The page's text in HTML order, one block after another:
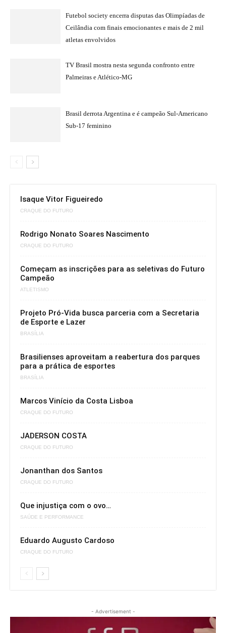
Futebol society encerra disputas das Olimpíadas de
Ceilândia com finais emocionantes e mais de 2 mil
atletas envolvidos
TV Brasil mostra nesta segunda confronto entre
Palmeiras e Atlético-MG
Brasil derrota Argentina e é campeão Sul-Americano
Sub-17 feminino
Isaque Vitor Figueiredo
CRAQUE DO FUTURO
Rodrigo Nonato Soares Nascimento
CRAQUE DO FUTURO
Começam as inscrições para as seletivas do Futuro
Campeão
ATLETISMO
Projeto Pró-Vida busca parceria com a Secretaria
de Esporte e Lazer
BRASÍLIA
Brasilienses aproveitam a reabertura dos parques
para a prática de esportes
BRASÍLIA
Marcos Vinício da Costa Lisboa
CRAQUE DO FUTURO
JADERSON COSTA
CRAQUE DO FUTURO
Jonanthan dos Santos
CRAQUE DO FUTURO
Que injustiça com o ovo…
SAÚDE E PERFORMANCE
Eduardo Augusto Cardoso
CRAQUE DO FUTURO
- Advertisement -